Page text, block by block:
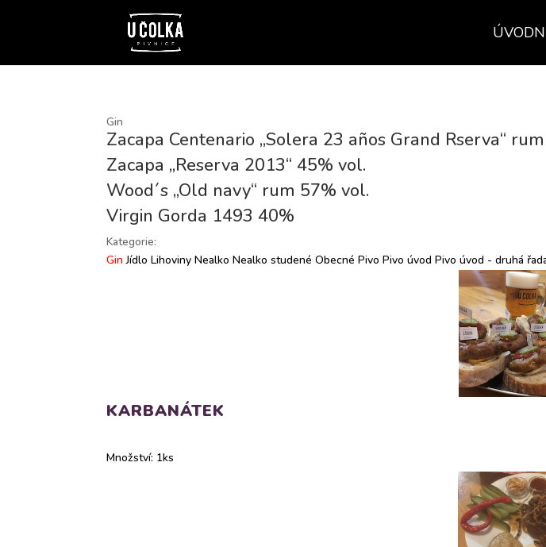
Gin
Zacapa Centenario „Solera 23 años Grand Rserva“
Zacapa „Reserva 2013“ 45% vol.
Wood´s „Old navy“ rum 57% vol.
Virgin Gorda 1493 40%
Kategorie:
Gin Jídlo Lihoviny Nealko Nealko studené Obecné Pivo Pivo úvod Pivo úvod - druhá
KARBANÁTEK
Množství: 1ks